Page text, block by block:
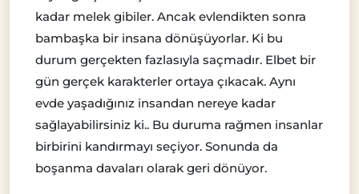
kadar melek gibiler. Ancak evlendikten sonra
bambaşka bir insana dönüşüyorlar. Ki bu
durum gerçekten fazlasıyla saçmadır. Elbet bir
gün gerçek karakterler ortaya çıkacak. Aynı
evde yaşadığınız insandan nereye kadar
sağlayabilirsiniz ki.. Bu duruma rağmen insanlar
birbirini kandırmayı seçiyor. Sonunda da
boşanma davaları olarak geri dönüyor.